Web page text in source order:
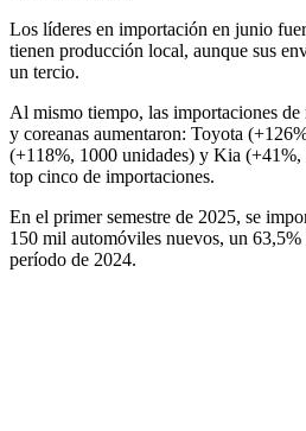
Los líderes en importación en junio
tienen producción local, aunque sus
un tercio.
Al mismo tiempo, las importaciones de
y coreanas aumentaron: Toyota
(+118%, 1000 unidades) y Kia (+41%,
top cinco de importaciones.
En el primer semestre de 2025, se
150 mil automóviles nuevos, un 63,5%
período de 2024.